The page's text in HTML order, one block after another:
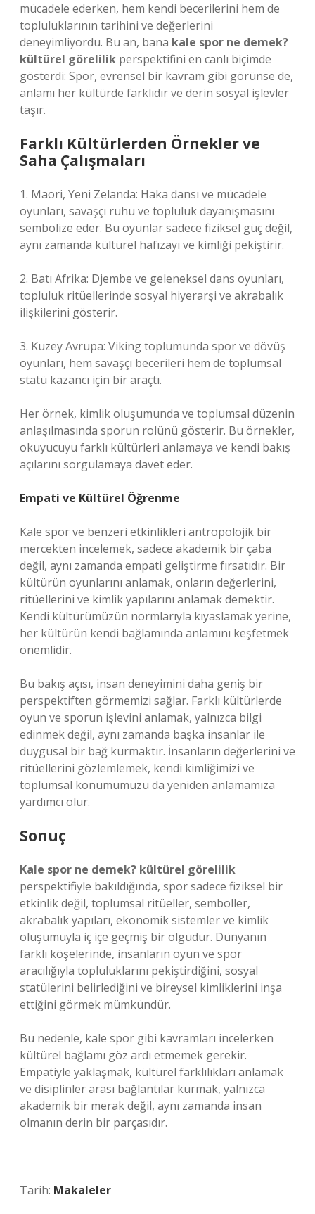
mücadele ederken, hem kendi becerilerini hem de
topluluklarının tarihini ve değerlerini
deneyimliyordu. Bu an, bana kale spor ne demek?
kültürel görelilik perspektifini en canlı biçimde
gösterdi: Spor, evrensel bir kavram gibi görünse de,
anlamı her kültürde farklıdır ve derin sosyal işlevler
taşır.
Farklı Kültürlerden Örnekler ve
Saha Çalışmaları
1. Maori, Yeni Zelanda: Haka dansı ve mücadele
oyunları, savaşçı ruhu ve topluluk dayanışmasını
sembolize eder. Bu oyunlar sadece fiziksel güç değil,
aynı zamanda kültürel hafızayı ve kimliği pekiştirir.
2. Batı Afrika: Djembe ve geleneksel dans oyunları,
topluluk ritüellerinde sosyal hiyerarşi ve akrabalık
ilişkilerini gösterir.
3. Kuzey Avrupa: Viking toplumunda spor ve dövüş
oyunları, hem savaşçı becerileri hem de toplumsal
statü kazancı için bir araçtı.
Her örnek, kimlikoluşumunda ve toplumsal düzenin
anlaşılmasında sporun rolünü gösterir. Bu örnekler,
okuyucuyu farklı kültürleri anlamaya ve kendi bakış
açılarını sorgulamaya davet eder.
Empati ve Kültürel Öğrenme
Kale spor ve benzeri etkinlikleri antropolojik bir
mercekten incelemek, sadece akademik bir çaba
değil, aynı zamanda empati geliştirme fırsatıdır. Bir
kültürün oyunlarını anlamak, onların değerlerini,
ritüellerini ve kimlik yapılarını anlamak demektir.
Kendi kültürümüzün normlarıyla kıyaslamak yerine,
her kültürün kendi bağlamında anlamını keşfetmek
önemlidir.
Bu bakış açısı, insan deneyimini daha geniş bir
perspektiften görmemizi sağlar. Farklı kültürlerde
oyun ve sporun işlevini anlamak, yalnızca bilgi
edinmek değil, aynı zamanda başka insanlar ile
duygusal bir bağ kurmaktır. İnsanların değerlerini ve
ritüellerini gözlemlemek, kendi kimliğimizi ve
toplumsal konumumuzu da yeniden anlamamıza
yardımcı olur.
Sonuç
Kale spor ne demek? kültürel görelilik
perspektifiyle bakıldığında, spor sadece fiziksel bir
etkinlik değil, toplumsal ritüeller, semboller,
akrabalık yapıları, ekonomik sistemler ve kimlik
oluşumuyla iç içe geçmiş bir olgudur. Dünyanın
farklı köşelerinde, insanların oyun ve spor
aracılığıyla topluluklarını pekiştirdiğini, sosyal
statülerini belirlediğini ve bireysel kimliklerini inşa
ettiğini görmek mümkündür.
Bu nedenle, kale spor gibi kavramları incelerken
kültürel bağlamı göz ardı etmemek gerekir.
Empatiyle yaklaşmak, kültürel farklılıkları anlamak
ve disiplinler arası bağlantılar kurmak, yalnızca
akademik bir merak değil, aynı zamanda insan
olmanın derin bir parçasıdır.
Tarih: Makaleler